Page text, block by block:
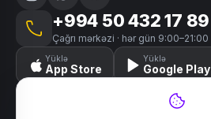
+994 50 432 17 89
Çağrı mərkəzi · hər gün 9:00–21:00
Yüklə
App Store
Yüklə
Google Play